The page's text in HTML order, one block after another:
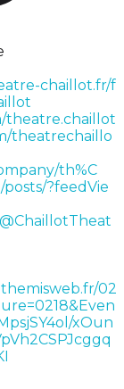
chaillot.fr/f
theatre.chaillot
theatrechaillo
th%C
?feedVie
02
xOun